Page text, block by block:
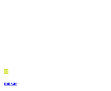
M
musae